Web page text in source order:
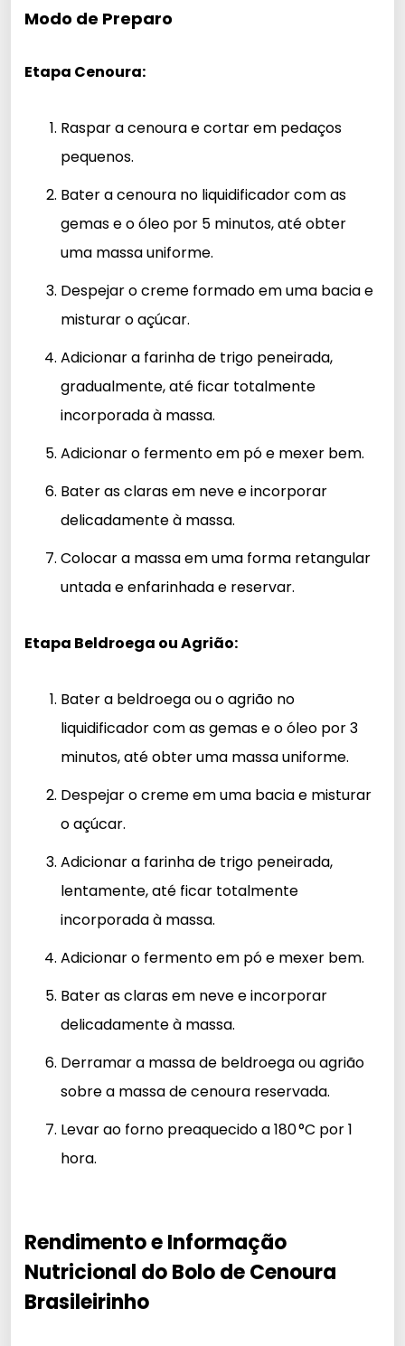
Modo de Preparo
Etapa Cenoura:
Raspar a cenoura e cortar em pedaços
pequenos.
Bater a cenoura no liquidificador com as
gemas e o óleo por 5 minutos, até obter
uma massa uniforme.
Despejar o creme formado em uma bacia e
misturar o açúcar.
Adicionar a farinha de trigo peneirada,
gradualmente, até ficar totalmente
incorporada à massa.
Adicionar o fermento em pó e mexer bem.
Bater as claras em neve e incorporar
delicadamente à massa.
Colocar a massa em uma forma retangular
untada e enfarinhada e reservar.
Etapa Beldroega ou Agrião:
Bater a beldroega ou o agrião no
liquidificador com as gemas e o óleo por 3
minutos, até obter uma massa uniforme.
Despejar o creme em uma bacia e misturar
o açúcar.
Adicionar a farinha de trigo peneirada,
lentamente, até ficar totalmente
incorporada à massa.
Adicionar o fermento em pó e mexer bem.
Bater as claras em neve e incorporar
delicadamente à massa.
Derramar a massa de beldroega ou agrião
sobre a massa de cenoura reservada.
Levar ao forno preaquecido a 180 °C por 1
hora.
Rendimento e Informação
Nutricional do Bolo de Cenoura
Brasileirinho